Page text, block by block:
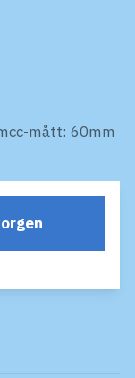
mått: 60mm